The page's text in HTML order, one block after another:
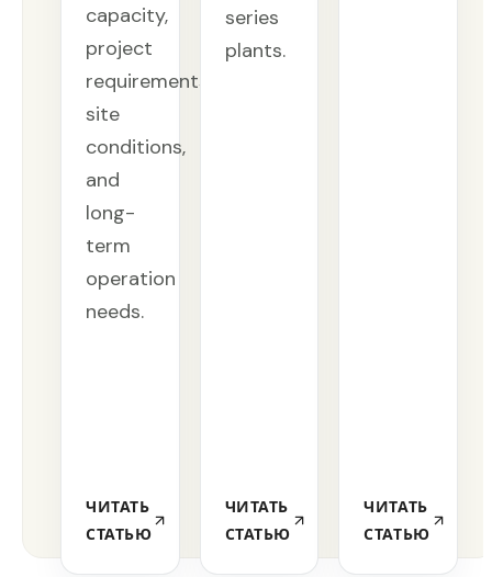
capacity,
project
requirements,
site
conditions,
and
long-
term
operation
needs.
ЧИТАТЬ
СТАТЬЮ
series
plants.
ЧИТАТЬ
СТАТЬЮ
ЧИТАТЬ
СТАТЬЮ